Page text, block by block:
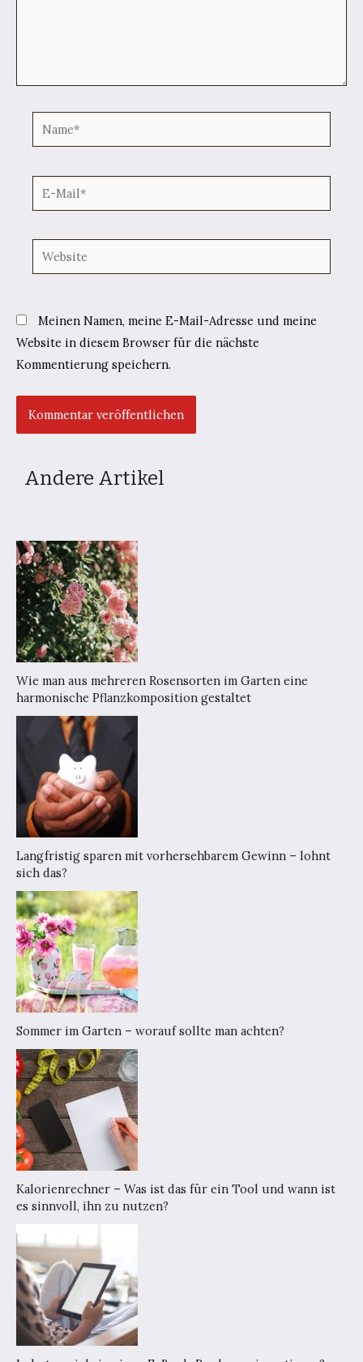
Name*
E-
Mail*
Website
Meinen Namen, meine E-Mail-Adresse und meine
Website in diesem Browser für die nächste
Kommentierung speichern.
Andere Artikel
Wie man aus mehreren Rosensorten im Garten eine
harmonische Pflanzkomposition gestaltet
Langfristig sparen mit vorhersehbarem Gewinn – lohnt
sich das?
Sommer im Garten – worauf sollte man achten?
Kalorienrechner – Was ist das für ein Tool und wann ist
es sinnvoll, ihn zu nutzen?